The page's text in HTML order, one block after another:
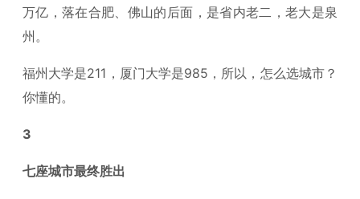
万亿，落在合肥、佛山的后面，是省内老二，老大是泉
州。
福州大学是211，厦门大学是985，所以，怎么选城市？
你懂的。
3
七座城市最终胜出